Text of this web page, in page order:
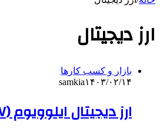
ارز دیجیتال
بازار و کسب کارها
samkia۱۴۰۳/۰۲/۱۴
ارز دیجیتال ایلوویوم (ILV) چیست؟